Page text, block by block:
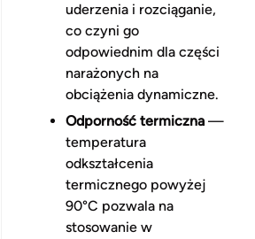
uderzenia i rozciąganie,
co czyni go
odpowiednim dla części
narażonych na
obciążenia dynamiczne.
Odporność termiczna—
temperatura
odkształcenia
termicznego powyżej
90°C pozwala na
stosowanie w